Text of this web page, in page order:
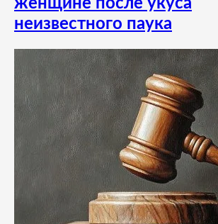
женщине после укуса
неизвестного паука